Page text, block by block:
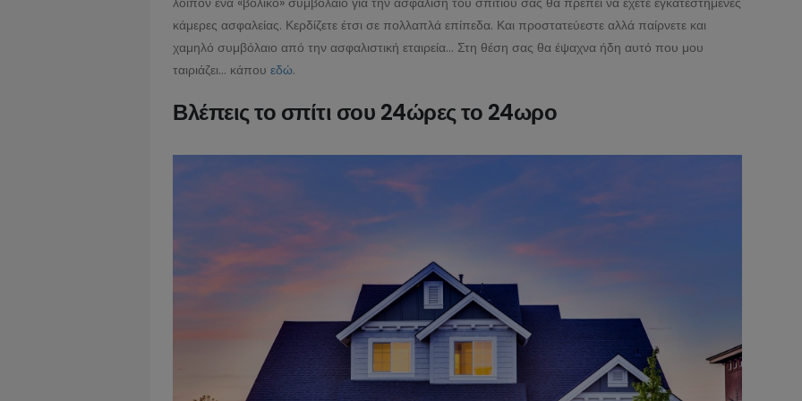
κάμερες ασφαλείας. Κερδίζετε έτσι σε πολλαπλά επίπεδα. Και προστατεύεστε αλλά παίρνετε και
χαμηλό συμβόλαιο από την ασφαλιστική εταιρεία… Στη θέση σας θα έψαχνα ήδη αυτό που μου
ταιριάζει… κάπου εδώ.
Βλέπεις το σπίτι σου 24ώρες το 24ωρο